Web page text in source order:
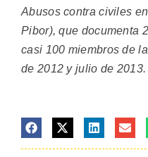
Abusos contra civiles
Pibor), que documenta
casi 100 miembros de
de 2012 y julio de 2013.